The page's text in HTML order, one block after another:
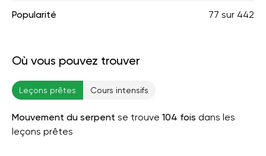
Popularité 77 sur 442
Où vous pouvez trouver
Leçons prêtes Cours intensifs
Mouvement du serpent se trouve 104 fois dans les
leçons prêtes